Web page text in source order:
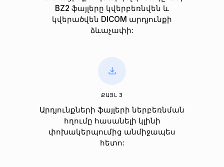
BZ2 ֆայլերը կվերբեռնվեն և
կվերածվեն DICOM արդյունքի
ձևաչափի:
ՔԱՅԼ 3
Արդյունքների ֆայլերի ներբեռնման
հղումը հասանելի կլինի
փոխակերպումից անմիջապես
հետո: